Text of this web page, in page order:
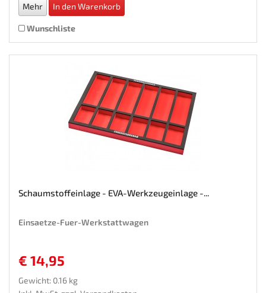
Mehr In den Warenkorb
Wunschliste
Schaumstoffeinlage - EVA-Werkzeugeinlage -...
Einsaetze-Fuer-Werkstattwagen
€ 14,95
Gewicht: 0.16 kg